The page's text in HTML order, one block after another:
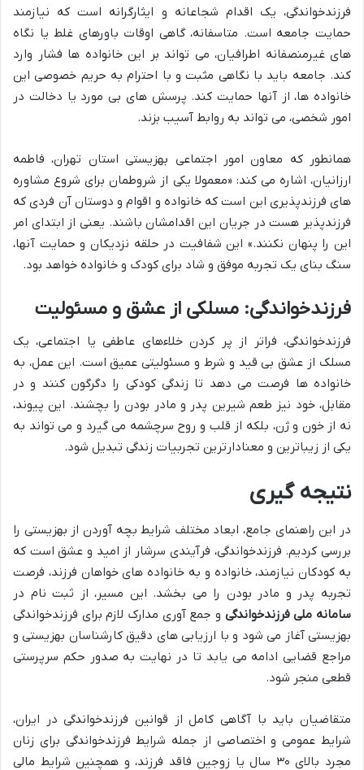
فرزندخواندگی، یک اقدام شجاعانه و ایثارگرانه است که نیازمند
حمایت جامعه است. متاسفانه، گاهی اوقات باورهای غلط یا نگاه
های غیرمنصفانه اطرافیان، می تواند بر این خانواده ها فشار وارد
کند. جامعه باید با نگاهی مثبت و با احترام به حریم خصوصی این
خانواده ها، از آنها حمایت کند. پرسش های بی مورد یا دخالت در
امور شخصی، می تواند به روابط آسیب بزند.
همانطور که معاون امور اجتماعی بهزیستی استان تهران، فاطمه
ارزانیان، اشاره می کند: «معمولا یکی از شروطمان برای شروع مشاوره
های فرزندپذیری این است که خانواده و اقوام و دوستان آن فردی که
فرزندپذیر هست در جریان این اقدامشان باشند. یعنی از ابتدای امر
این را پنهان نکنند.» این شفافیت در حلقه نزدیکان و حمایت آنها،
سنگ بنای یک تجربه موفق و شاد برای کودک و خانواده خواهد بود.
فرزندخواندگی: مسلکی از عشق و مسئولیت
فرزندخواندگی، فراتر از پر کردن خلاءهای عاطفی یا اجتماعی، یک
مسلک از عشق بی قید و شرط و مسئولیتی عمیق است. این عمل، به
خانواده ها فرصت می دهد تا زندگی کودکی را دگرگون کنند و در
مقابل، خود نیز طعم شیرین پدر و مادر بودن را بچشند. این پیوند،
نه از خون و ژن، بلکه از قلب و روح سرچشمه می گیرد و می تواند به
یکی از زیباترین و معنادارترین تجربیات زندگی تبدیل شود.
نتیجه گیری
در این راهنمای جامع، ابعاد مختلف شرایط بچه آوردن از بهزیستی را
بررسی کردیم. فرزندخواندگی، فرآیندی سرشار از امید و عشق است که
به کودکان نیازمند، خانواده و به خانواده های خواهان فرزند، فرصت
تجربه پدر و مادر بودن را می بخشد. این مسیر، از ثبت نام در
سامانه ملی فرزندخواندگی و جمع آوری مدارک لازم برای فرزندخواندگی
بهزیستی آغاز می شود و با ارزیابی های دقیق کارشناسان بهزیستی و
مراجع قضایی ادامه می یابد تا در نهایت به صدور حکم سرپرستی
قطعی منجر شود.
متقاضیان باید با آگاهی کامل از قوانین فرزندخواندگی در ایران،
شرایط عمومی و اختصاصی از جمله شرایط فرزندخواندگی برای زنان
مجرد بالای ۳۰ سال
یا زوجین فاقد فرزند، و همچنین شرایط مالی